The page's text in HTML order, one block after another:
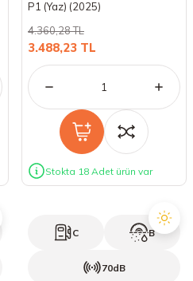
P1 (Yaz) (2025)
3.488,23 TL
4.360,28 TL
Stokta 18 Adet ürün var
C B
70dB